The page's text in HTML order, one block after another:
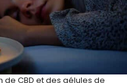
CBD et des gélules de